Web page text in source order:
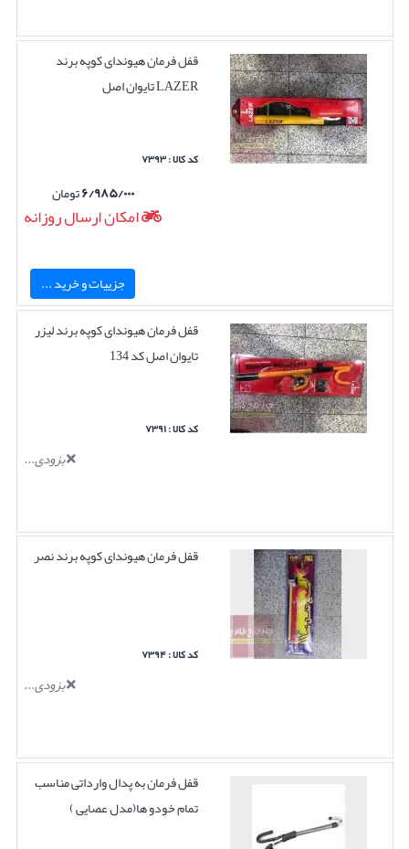
قفل فرمان هیوندای کوپه برند
LAZER تایوان اصل
کد کالا : ۷۳۹۳
۶/۹۸۵/۰۰۰تومان
امکان ارسال روزانه
جزییات و خرید ...
قفل فرمان هیوندای کوپه برند لیزر
تایوان اصل کد 134
کد کالا : ۷۳۹۱
بزودی...
قفل فرمان هیوندای کوپه برند نصر
کد کالا : ۷۳۹۴
بزودی...
قفل فرمان به پدال وارداتی مناسب
تمام خودو ها(مدل عصایی )